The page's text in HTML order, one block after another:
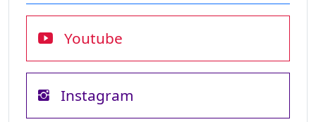
Youtube
Instagram